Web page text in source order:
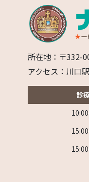
所在地：〒332-
アクセス：川口
診